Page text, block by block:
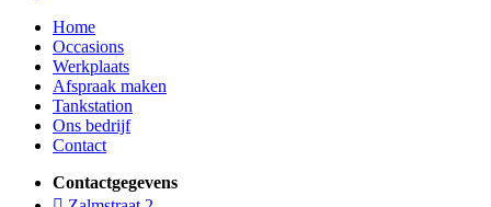
Home
Occasions
Werkplaats
Afspraak maken
Tankstation
Ons bedrijf
Contact
Contactgegevens